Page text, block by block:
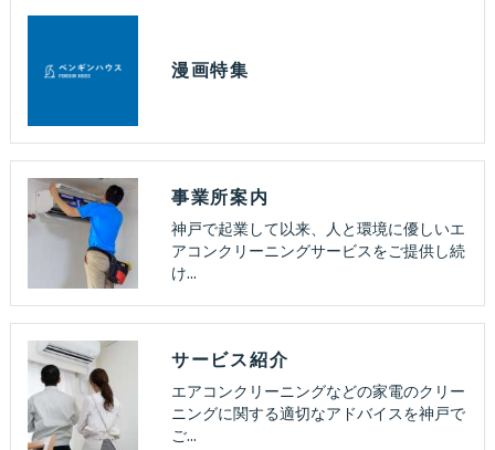
漫画特集
事業所案内
神戸で起業して以来、人と環境に優しいエ
アコンクリーニングサービスをご提供し続
け…
サービス紹介
エアコンクリーニングなどの家電のクリー
ニングに関する適切なアドバイスを神戸で
ご…